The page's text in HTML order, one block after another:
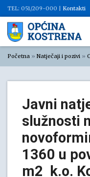
TEL: 051/209-000 | Kontakti
Početna » Natječaji i pozivi »
Javni
služnosti
1360 u
m2 k.o.